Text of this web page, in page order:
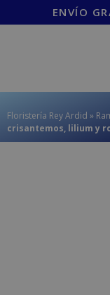
contenidoENVÍO
Floristería Rey Ardid »
crisantemos, lilium y